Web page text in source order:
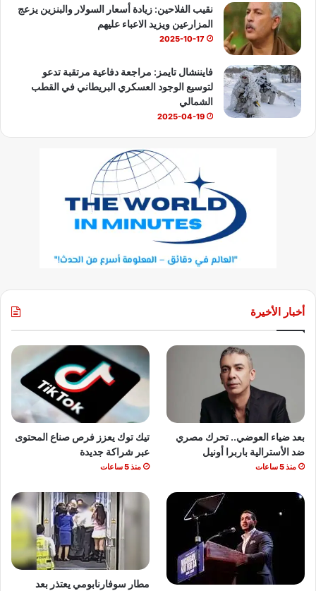
نقيب الفلاحين: زيادة أسعار السولار والبنزين يزعج
المزارعين ويزيد الاعباء عليهم
2025-10-17
فايننشال تايمز: مراجعة دفاعية مرتقبة تدعو
لتوسيع الوجود العسكري البريطاني في القطب
الشمالي
2025-04-19
أخبار الأخيرة
بعد ضياء العوضي.. تحرك مصري
ضد الأسترالية باربرا أونيل
منذ 5 ساعات
تيك توك يعزز فرص صناع المحتوى
عبر شراكة جديدة
منذ 5 ساعات
مطار سوفارنابومي يعتذر بعد